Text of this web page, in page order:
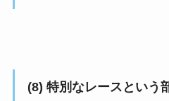
(8) 特別なレースという